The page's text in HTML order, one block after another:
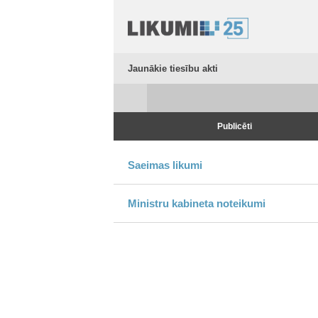
Jaunākie tiesību akti
Publicēti
Saeimas likumi
Ministru kabineta noteikumi